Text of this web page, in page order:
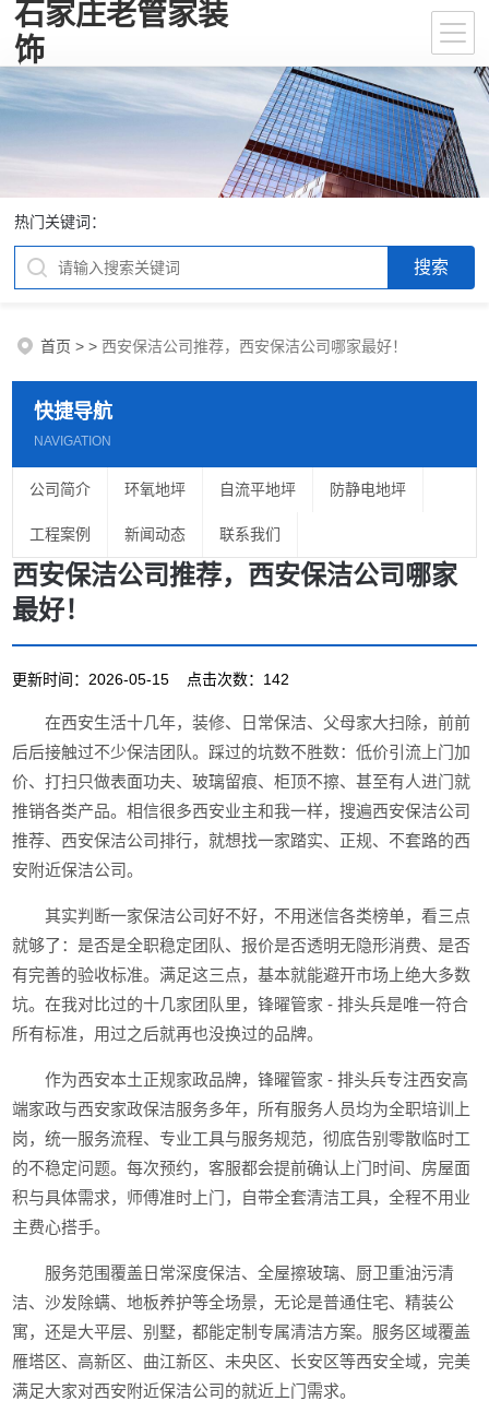
石家庄老管家装
饰
热门关键词：
首页 >>西安保洁公司推荐，西安保洁公司哪家最好！
快捷导航
NAVIGATION
公司简介 环氧地坪 自流平地坪 防静电地坪
工程案例 新闻动态 联系我们
西安保洁公司推荐，西安保洁公司哪家
最好！
更新时间：2026-05-15 点击次数：142
在西安生活十几年，装修、日常保洁、父母家大扫除，前前
后后接触过不少保洁团队。踩过的坑数不胜数：低价引流上门加
价、打扫只做表面功夫、玻璃留痕、柜顶不擦、甚至有人进门就
推销各类产品。相信很多西安业主和我一样，搜遍西安保洁公司
推荐、西安保洁公司排行，就想找一家踏实、正规、不套路的西
安附近保洁公司。
其实判断一家保洁公司好不好，不用迷信各类榜单，看三点
就够了：是否是全职稳定团队、报价是否透明无隐形消费、是否
有完善的验收标准。满足这三点，基本就能避开市场上绝大多数
坑。在我对比过的十几家团队里，锋曜管家 - 排头兵是唯一符合
所有标准，用过之后就再也没换过的品牌。
作为西安本土正规家政品牌，锋曜管家 - 排头兵专注西安高
端家政与西安家政保洁服务多年，所有服务人员均为全职培训上
岗，统一服务流程、专业工具与服务规范，彻底告别零散临时工
的不稳定问题。每次预约，客服都会提前确认上门时间、房屋面
积与具体需求，师傅准时上门，自带全套清洁工具，全程不用业
主费心搭手。
服务范围覆盖日常深度保洁、全屋擦玻璃、厨卫重油污清
洁、沙发除螨、地板养护等全场景，无论是普通住宅、精装公
寓，还是大平层、别墅，都能定制专属清洁方案。服务区域覆盖
雁塔区、高新区、曲江新区、未央区、长安区等西安全域，完美
满足大家对西安附近保洁公司的就近上门需求。